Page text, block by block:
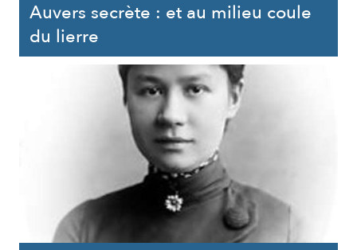
Auvers secrète : et au milieu coule
du lierre